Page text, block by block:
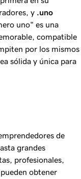
y .uno
uno" es una
compatible
por los mismos
sólida y única para
de
grandes
profesionales,
obtener